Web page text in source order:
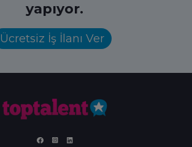
yapıyor.
Ücretsiz İş İlanı Ver